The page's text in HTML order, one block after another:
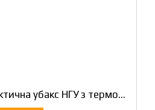
Футболка тактична убакс НГУ з термотканини CoolPass antistatic 58